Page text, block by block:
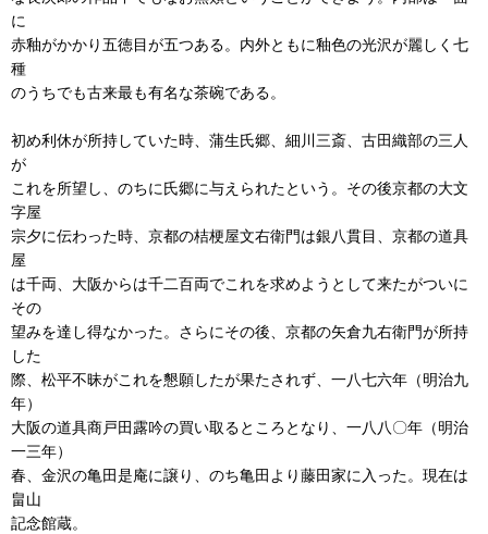
に
赤釉がかかり五徳目が五つある。内外ともに釉色の光沢が麗しく七
種
のうちでも古来最も有名な茶碗である。
初め利休が所持していた時、蒲生氏郷、細川三斎、古田織部の三人
が
これを所望し、のちに氏郷に与えられたという。その後京都の大文
字屋
宗夕に伝わった時、京都の桔梗屋文右衛門は銀八貫目、京都の道具
屋
は千両、大阪からは千二百両でこれを求めようとして来たがついに
その
望みを達し得なかった。さらにその後、京都の矢倉九右衛門が所持
した
際、松平不昧がこれを懇願したが果たされず、一八七六年（明治九
年）
大阪の道具商戸田露吟の買い取るところとなり、一八八〇年（明治
一三年）
春、金沢の亀田是庵に譲り、のち亀田より藤田家に入った。現在は
畠山
記念館蔵。